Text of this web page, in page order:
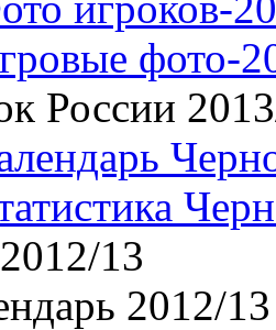
фото-
России
13
2012/13